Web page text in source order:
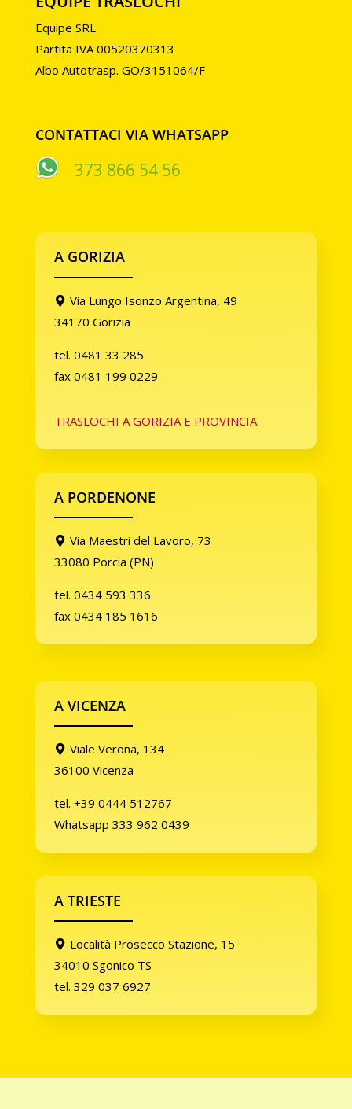
Equipe SRL
Partita IVA 00520370313
Albo Autotrasp. GO/3151064/F
CONTATTACI VIA WHATSAPP
373 866 54 56
A GORIZIA
Via Lungo Isonzo Argentina, 49
34170 Gorizia
tel. 0481 33 285
fax 0481 199 0229
TRASLOCHI A GORIZIA E PROVINCIA
A PORDENONE
Via Maestri del Lavoro, 73
33080 Porcia (PN)
tel. 0434 593 336
fax 0434 185 1616
A VICENZA
Viale Verona, 134
36100 Vicenza
tel. +39 0444 512767
Whatsapp 333 962 0439
A TRIESTE
Località Prosecco Stazione, 15
34010 Sgonico TS
tel. 329 037 6927